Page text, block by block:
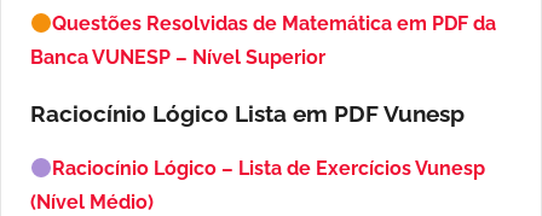
Questões Resolvidas de Matemática em PDF da
Banca VUNESP – Nível Superior
Raciocínio Lógico Lista em PDFVunesp
Raciocínio Lógico – Lista de Exercícios Vunesp
(Nível Médio)